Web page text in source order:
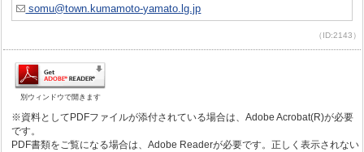
somu@town.kumamoto-yamato.lg.jp
（ID:2143）
別ウィンドウで開きます
※資料としてPDFファイルが添付されている場合は、Adobe Acrobat(R)が必要
です。
PDF書類をご覧になる場合は、Adobe Readerが必要です。正しく表示されない